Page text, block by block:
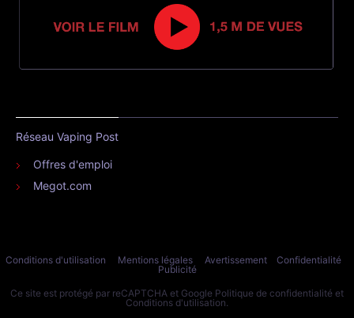
Réseau Vaping Post
Offres d'emploi
Megot.com
Conditions d'utilisation Mentions légales Avertissement
Confidentialité
Publicité
Ce site est protégé par reCAPTCHA et Google Politique de confidentialité et
Conditions d'utilisation.